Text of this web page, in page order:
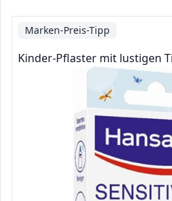
Marken-Preis-Tipp
Kinder-Pflaster mit lustigen